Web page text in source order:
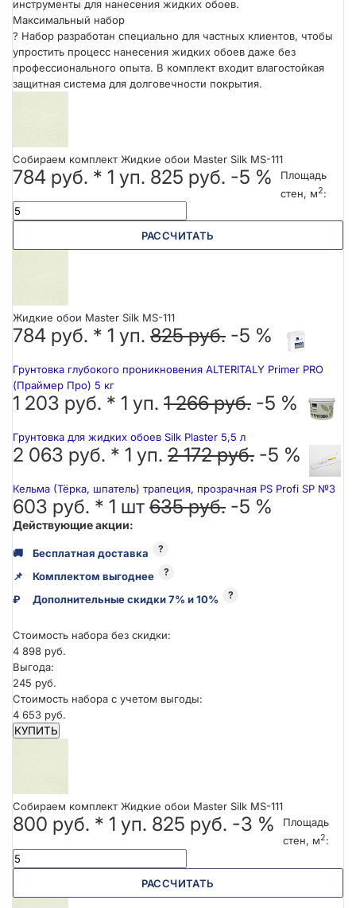
инструменты для нанесения жидких обоев.
Максимальный набор
? Набор разработан специально для частных клиентов, чтобы
упростить процесс нанесения жидких обоев даже без
профессионального опыта. В комплект входит влагостойкая
защитная система для долговечности покрытия.
Собираем комплект Жидкие обои Master Silk MS-111
784 руб. * 1 уп. 825 руб. -5 %
Площадь
стен, м2:
РАССЧИТАТЬ
Жидкие обои Master Silk MS-111
784 руб. * 1 уп. 825 руб. -5 %
Грунтовка глубокого проникновения ALTERITALY Primer PRO
(Праймер Про) 5 кг
1 203 руб. * 1 уп. 1 266 руб. -5 %
Грунтовка для жидких обоев Silk Plaster 5,5 л
2 063 руб. * 1 уп. 2 172 руб. -5 %
Кельма (Тёрка, шпатель) трапеция, прозрачная PS Profi SP №3
603 руб. * 1 шт 635 руб. -5 %
Действующие акции:
🚚 Бесплатная доставка ?
📌 Комплектом выгоднее ?
₽ Дополнительные скидки 7% и 10% ?
Стоимость набора без скидки:
4 898 руб.
Выгода:
245 руб.
Стоимость набора с учетом выгоды:
4 653 руб.
КУПИТЬ
Собираем комплект Жидкие обои Master Silk MS-111
800 руб. * 1 уп. 825 руб. -3 %
Площадь
стен, м2:
РАССЧИТАТЬ